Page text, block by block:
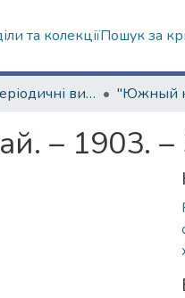
та колекціїПошук за
Харківські періодичні видання
– 1903. –